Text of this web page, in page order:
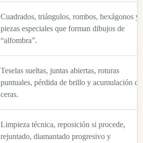
Cuadrados, triángulos, rombos, hexágonos y
piezas especiales que forman dibujos de
“alfombra”.
Teselas sueltas, juntas abiertas, roturas
puntuales, pérdida de brillo y acumulación de
ceras.
Limpieza técnica, reposición si procede,
rejuntado, diamantado progresivo y